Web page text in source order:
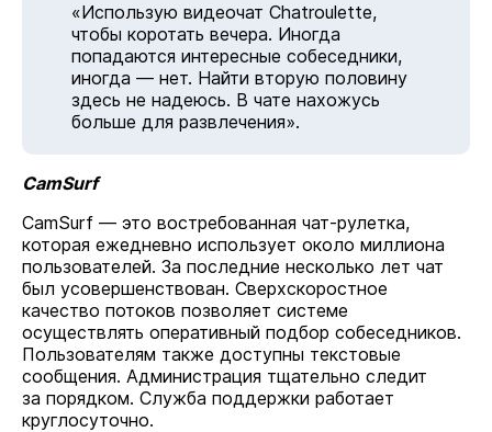
«Использую видеочат Chatroulette,
чтобы коротать вечера. Иногда
попадаются интересные собеседники,
иногда — нет. Найти вторую половину
здесь не надеюсь. В чате нахожусь
больше для развлечения».
CamSurf
CamSurf — это востребованная чат-рулетка,
которая ежедневно использует около миллиона
пользователей. За последние несколько лет чат
был усовершенствован. Сверхскоростное
качество потоков позволяет системе
осуществлять оперативный подбор собеседников.
Пользователям также доступны текстовые
сообщения. Администрация тщательно следит
за порядком. Служба поддержки работает
круглосуточно.